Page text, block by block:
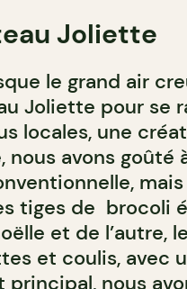
Joliette
le grand air
Joliette pour se
locales, une
nous avons goûté
tiges de brocoli
et de l’autre,
et coulis, avec
principal, nous